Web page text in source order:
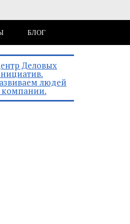
БЛОГ
Деловых
людей
компании.